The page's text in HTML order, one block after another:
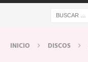
INICIO DISCOS